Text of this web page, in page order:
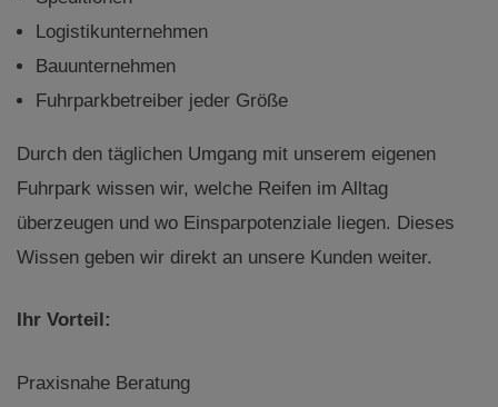
Logistikunternehmen
Bauunternehmen
Fuhrparkbetreiber jeder Größe
Durch den täglichen Umgang mit unserem eigenen
Fuhrpark wissen wir, welche Reifen im Alltag
überzeugen und wo Einsparpotenziale liegen. Dieses
Wissen geben wir direkt an unsere Kunden weiter.
Ihr Vorteil:
Praxisnahe Beratung